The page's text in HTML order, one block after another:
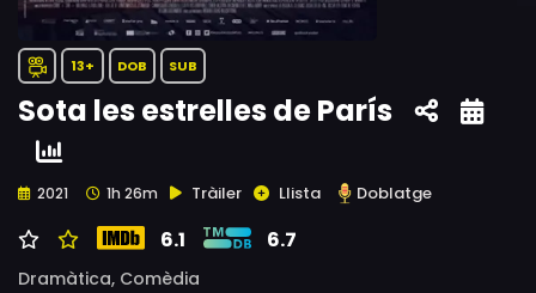
13+ DOB SUB
Sota les estrelles de París
2021 1h 26m Tràiler Llista Doblatge
6.1 6.7
Dramàtica, Comèdia